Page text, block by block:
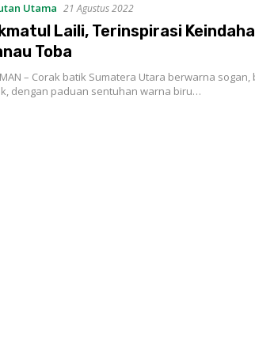
Utama 21 Agustus 2022
Laili, Terinspirasi
Toba
– Corak batik Sumatera Utara berwarna sogan,
dengan paduan sentuhan warna biru…